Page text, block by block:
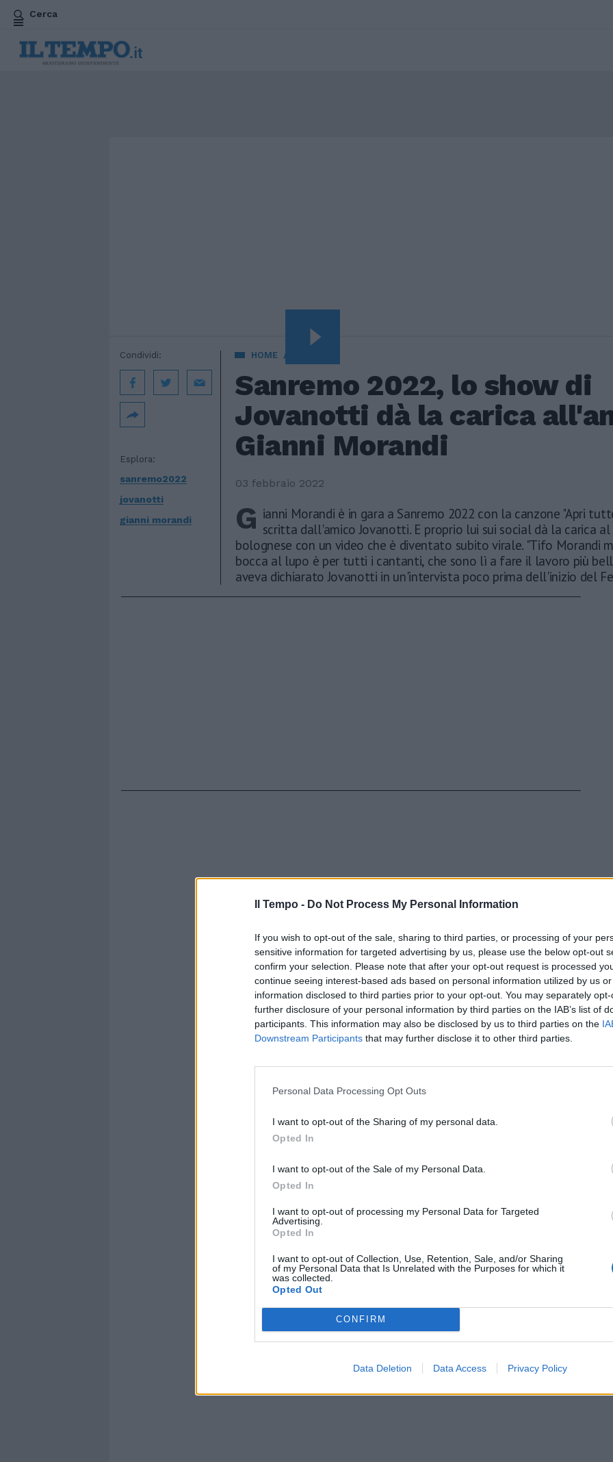
Il Tempo - Do Not Process My Personal Information
If you wish to opt-out of the sale, sharing to third parties, or processing of your
sensitive information for targeted advertising by us, please use the below opt-out
confirm your selection. Please note that after your opt-out request is processed
continue seeing interest-based ads based on personal information utilized by us
information disclosed to third parties prior to your opt-out. You may separately
further disclosure of your personal information by third parties on the IAB’s list of
participants. This information may also be disclosed by us to third parties on the
Downstream Participants that may further disclose it to other third parties.
Personal Data Processing Opt Outs
I want to opt-out of the Sharing of my personal data.
Opted In
I want to opt-out of the Sale of my Personal Data.
Opted In
I want to opt-out of processing my Personal Data for Targeted
Advertising.
Opted In
I want to opt-out of Collection, Use, Retention, Sale, and/or Sharing
of my Personal Data that Is Unrelated with the Purposes for which it
was collected.
Opted Out
CONFIRM
Data Deletion Data Access Privacy Policy
Cerca
HOME
Sanremo 2022, lo show di
Jovanotti dà la carica
Gianni Morandi
03 febbraio 2022
Esplora:
sanremo2022
jovanotti
gianni morandi
Condividi:
G ianni Morandi è in gara a Sanremo 2022 con la canzone "Apri
scritta dall'amico Jovanotti. E proprio lui sui social dà la carica
bolognese con un video che è diventato subito virale. "Tifo Morandi
bocca al lupo è per tutti i cantanti, che sono lì a fare il lavoro più
aveva dichiarato Jovanotti in un'intervista poco prima dell'inizio del
In
Rudy Giuliani a Come States?
Trump, Meloni e la strategia